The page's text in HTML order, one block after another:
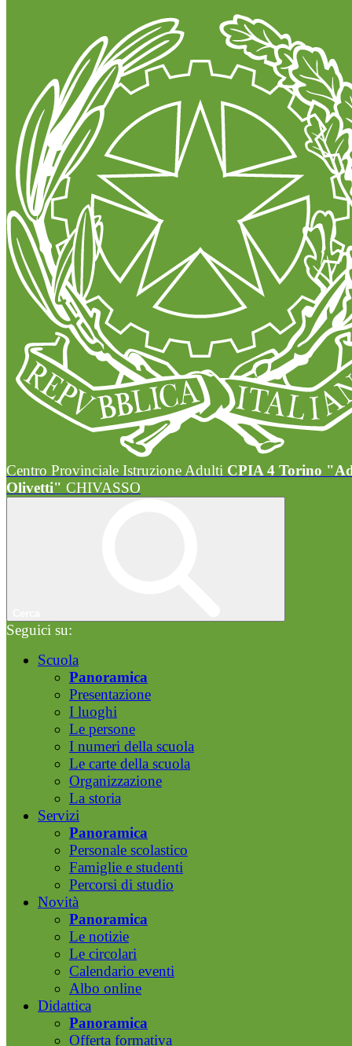
Centro Provinciale Istruzione Adulti CPIA 4 Torino
Olivetti" CHIVASSO
Seguici su:
Scuola
Panoramica
Presentazione
I luoghi
Le persone
I numeri della scuola
Le carte della scuola
Organizzazione
La storia
Servizi
Panoramica
Personale scolastico
Famiglie e studenti
Percorsi di studio
Novità
Panoramica
Le notizie
Le circolari
Calendario eventi
Albo online
Didattica
Panoramica
Offerta formativa